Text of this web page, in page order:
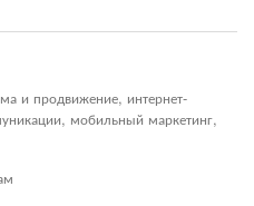
и продвижение, интернет-
мобильный маркетинг,